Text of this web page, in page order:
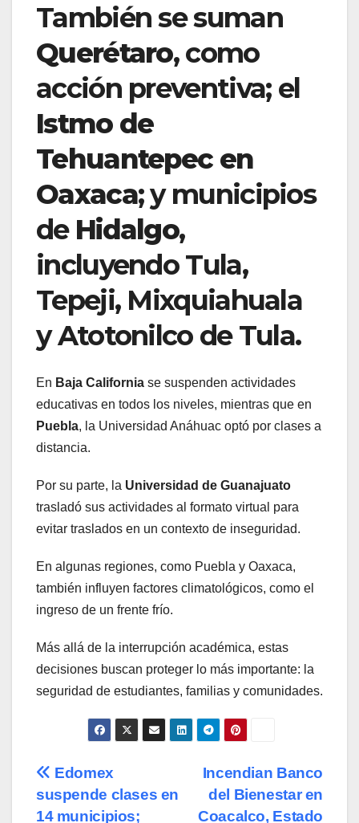
También se suman
Querétaro, como
acción preventiva; el
Istmo de
Tehuantepec en
Oaxaca; y municipios
de Hidalgo,
incluyendo Tula,
Tepeji, Mixquiahuala
y Atotonilco de Tula.
En Baja California se suspenden actividades
educativas en todos los niveles, mientras que en
Puebla, la Universidad Anáhuac optó por clases a
distancia.
Por su parte, la Universidad de Guanajuato
trasladó sus actividades al formato virtual para
evitar traslados en un contexto de inseguridad.
En algunas regiones, como Puebla y Oaxaca,
también influyen factores climatológicos, como el
ingreso de un frente frío.
Más allá de la interrupción académica, estas
decisiones buscan proteger lo más importante: la
seguridad de estudiantes, familias y comunidades.
Navegación
de
Incendian Banco
del Bienestar en
Coacalco, Estado
Edomex
suspende clases en
14 municipios;